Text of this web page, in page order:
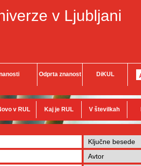
v Ljubljani
Odprta znanost DiKUL
v RUL Kaj je RUL V številkah